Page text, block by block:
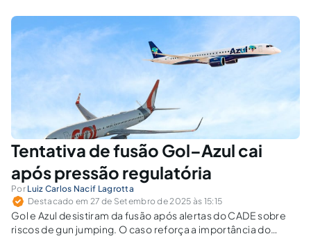
Tentativa de fusão Gol–Azul cai
após pressão regulatória
Por Luiz Carlos Nacif Lagrotta
Destacado em 27 de Setembro de 2025 às 15:15
Gol e Azul desistiram da fusão após alertas do CADE sobre
riscos de gun jumping. O caso reforça a importância do